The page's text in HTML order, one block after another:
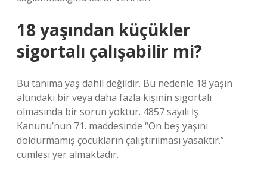
18 yaşından küçükler
sigortalı çalışabilir mi?
Bu tanıma yaş dahil değildir. Bu nedenle 18 yaşın
altındaki bir veya daha fazla kişinin sigortalı
olmasında bir sorun yoktur. 4857 sayılı İş
Kanunu’nun 71. maddesinde “On beş yaşını
doldurmamış çocukların çalıştırılması yasaktır.”
cümlesi yer almaktadır.